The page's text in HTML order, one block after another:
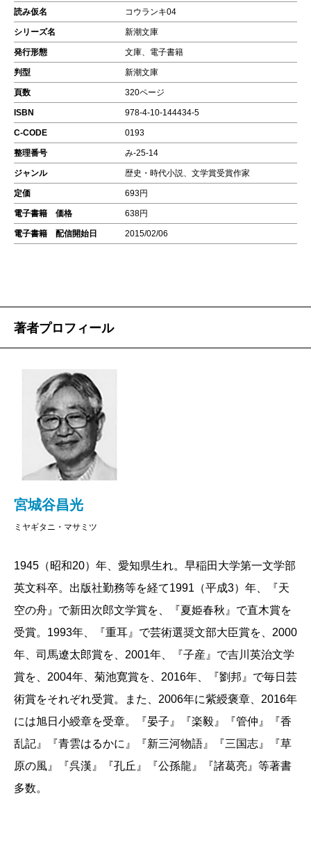
読み仮名 コウランキ04
シリーズ名 新潮文庫
発行形態 文庫、電子書籍
判型 新潮文庫
頁数 320ページ
ISBN 978-4-10-144434-5
C-CODE 0193
整理番号 み-25-14
ジャンル 歴史・時代小説、文学賞受賞作家
定価 693円
電子書籍 価格 638円
電子書籍 配信開始日 2015/02/06
著者プロフィール
宮城谷昌光
ミヤギタニ・マサミツ
1945（昭和20）年、愛知県生れ。早稲田大学第一文学部
英文科卒。出版社勤務等を経て1991（平成3）年、『天
空の舟』で新田次郎文学賞を、『夏姫春秋』で直木賞を
受賞。1993年、『重耳』で芸術選奨文部大臣賞を、2000
年、司馬遼太郎賞を、2001年、『子産』で吉川英治文学
賞を、2004年、菊池寛賞を、2016年、『劉邦』で毎日芸
術賞をそれぞれ受賞。また、2006年に紫綬褒章、2016年
には旭日小綬章を受章。『晏子』『楽毅』『管仲』『香
乱記』『青雲はるかに』『新三河物語』『三国志』『草
原の風』『呉漢』『孔丘』『公孫龍』『諸葛亮』等著書
多数。